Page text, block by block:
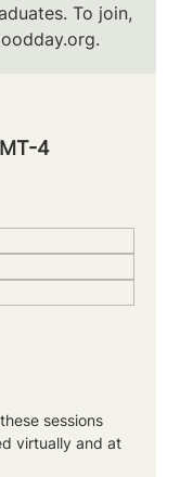
To join,
4
sessions
virtually and at